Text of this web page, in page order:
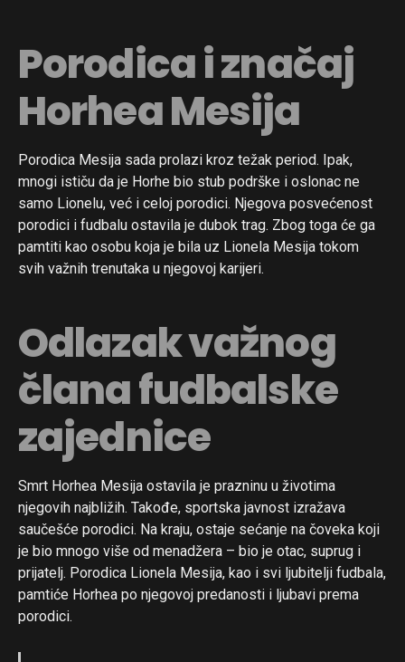
Porodica i značaj
Horhea Mesija
Porodica Mesija sada prolazi kroz težak period. Ipak,
mnogi ističu da je Horhe bio stub podrške i oslonac ne
samo Lionelu, već i celoj porodici. Njegova posvećenost
porodici i fudbalu ostavila je dubok trag. Zbog toga će ga
pamtiti kao osobu koja je bila uz Lionela Mesija tokom
svih važnih trenutaka u njegovoj karijeri.
Odlazak važnog
člana fudbalske
zajednice
Smrt Horhea Mesija ostavila je prazninu u životima
njegovih najbližih. Takođe, sportska javnost izražava
saučešće porodici. Na kraju, ostaje sećanje na čoveka koji
je bio mnogo više od menadžera – bio je otac, suprug i
prijatelj. Porodica Lionela Mesija, kao i svi ljubitelji fudbala,
pamtiće Horhea po njegovoj predanosti i ljubavi prema
porodici.